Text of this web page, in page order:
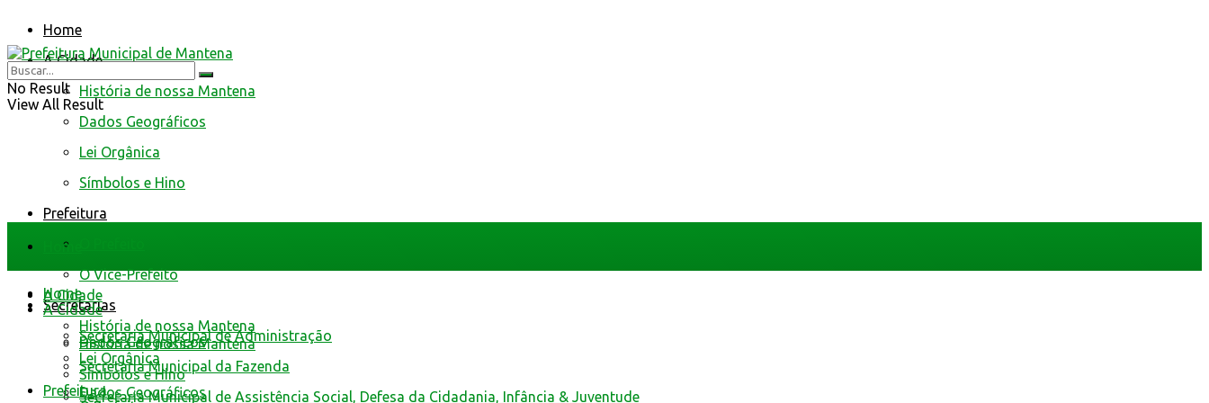
Home
A Cidade
História de nossa Mantena
Dados Geográficos
Lei Orgânica
Símbolos e Hino
Prefeitura
O Vice-Prefeito
Secretarias
Secretaria Municipal de Administração
Secretaria Municipal da Fazenda
Secretaria Municipal de Assistência Social, Defesa da Cidadania, Infância & Juventude
No Result
View All Result
Home
A Cidade
História de nossa Mantena
Dados Geográficos
Home
A Cidade
História de nossa Mantena
Dados Geográficos
Lei Orgânica
Símbolos e Hino
Prefeitura